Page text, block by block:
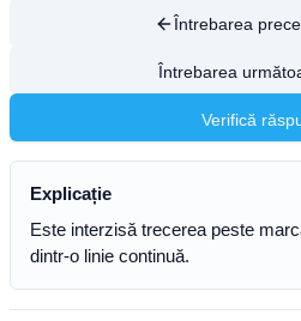
Întrebarea
Întrebarea
Verifică
Explicație
Este interzisă trecerea peste
dintr-o linie continuă.